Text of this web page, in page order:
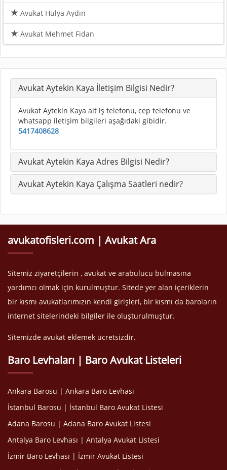
Avukat Hülya Aydın
Avukat Mehmet Fidan
Avukat Aytekin Kaya İletişim Bilgisi Nedir?
Avukat Aytekin Kaya ait iş telefonu, cep telefonu ve
whatsapp iletişim bilgileri aşağıdaki gibidir.
5417408628
Avukat Aytekin Kaya Adres Bilgisi Nedir?
Avukat Aytekin Kaya Çalışma Saatleri nedir?
avukatofisleri.com | Avukat Ara
Sitemiz ziyaretçilerin , avukat ve arabulucu bulmasına
yardımcı olmak için kurulmuştur. Sitede yer alan içeriklerin
bir kısmı avukatlarımızın kendi girişleri, bir kısmı da baroların
internet sitelerindeki bilgiler ile oluşturulmuştur.
Sitemizde avukat eklemek ücretsizdir.
Baro Levhaları | Baro Avukat Listeleri
Ankara Barosu | Ankara Baro Levhası
İstanbul Barosu | İstanbul Baro Avukat Listesi
Adana Barosu | Adana Baro Avukat Listesi
Antalya Baro Levhası | Antalya Avukat Listesi
İzmir Baro Levhası | İzmir Avukat Listesi